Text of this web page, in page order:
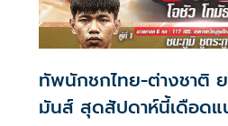
ทัพนักชกไทย-ต่างชาติ
มันส์ สุดสัปดาห์นี้เดือด